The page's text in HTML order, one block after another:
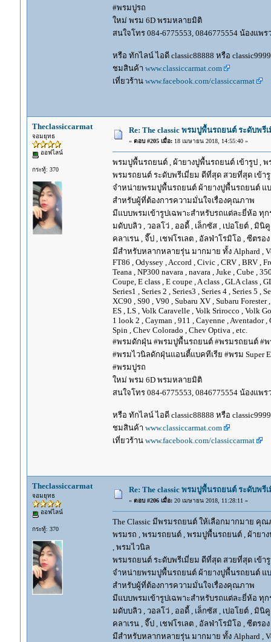
#พรมปูรถ
ใหม่ พรม 6D พรมหลายมิติ
สนใจโทร 084-6775553, 0846775554 น้องแพ
หรือ ทักไลน์ ไอดี classic88888 หรือ
ชมสินค้า www.classiccarmat.com
เที่ยวร้าน www.facebook.com/classiccarmat
Theclassiccarmat
จอมยุทธ
ออฟไลน์
กระทู้: 370
Re: The classic พรมปูพื้นรถยนต์ ระดับพรี
« ตอบ #205 เมื่อ:18 เมษายน 2018, 14:55:40 »
พรมปูพื้นรถยนต์ , ผ้ายางปูพื้นรถยนต์ เข้ารูป , พ
พรมรถยนต์ ระดับพรีเมี่ยม ดีที่สุด สวยที่สุด เข้ารู
จำหน่ายพรมปูพื้นรถยนต์ ผ้ายางปูพื้นรถยนต์ แบบ
สำหรับผู้ที่ต้องการความมั่นใจเรื่องคุณภาพ
มีแบบพรมเข้ารูปเฉพาะสำหรับรถแต่ละยี่ห้อ ทุก
มดับบลิว , วอลโว่ , ออดี้ , เล็กซัส , เปอโยต์ , มินิ
คลาเรน , จี๊ป , เชฟโรเลต , อัลฟ่าโรมิโอ , ซีตร
มีสำหรับหลากหลายรุ่น มากมาย ทั้ง Alphard ,
FT86 , Odyssey , Accord , Civic , CRV , BRV ,
Teana , NP300 navara , navara , Juke , Cube ,
Coupe, E class , E coupe , A class , GLA class ,
Series1 , Series 2 , Series3 , Series 4 , Series 5 ,
XC90 , S90 , V90 , Subaru XV , Subaru
ES , LS , Volk Caravelle , Volk Srirocco , Volk
1 look 2 , Cayman , 911 , Cayenne , Aventador
Spin , Chev Colorado , Chev Optiva , etc.
#พรมดักฝุ่น #พรมปูพื้นรถยนต์ #พรมรถยนต์ #พ
#พรมไวนิลดักฝุ่นแอนตี้แบคทีเรีย #พรม Super
#พรมปูรถ
ใหม่ พรม 6D พรมหลายมิติ
สนใจโทร 084-6775553, 0846775554 น้องแพร
หรือ ทักไลน์ ไอดี classic88888 หรือ
ชมสินค้า www.classiccarmat.com
เที่ยวร้าน www.facebook.com/classiccarmat
Theclassiccarmat
จอมยุทธ
ออฟไลน์
กระทู้: 370
Re: The classic พรมปูพื้นรถยนต์ ระดับพรี
« ตอบ #206 เมื่อ:20 เมษายน 2018, 11:28:11 »
The Classic มีพรมรถยนต์ ให้เลือกมากมาย คุ
พรมรถ , พรมรถยนต์ , พรมปูพื้นรถยนต์ , ผ้ายา
, พรมไวนิล
พรมรถยนต์ ระดับพรีเมี่ยม ดีที่สุด สวยที่สุด เข้ารู
จำหน่ายพรมปูพื้นรถยนต์ ผ้ายางปูพื้นรถยนต์ แบบ
สำหรับผู้ที่ต้องการความมั่นใจเรื่องคุณภาพ
มีแบบพรมเข้ารูปเฉพาะสำหรับรถแต่ละยี่ห้อ ทุก
มดับบลิว , วอลโว่ , ออดี้ , เล็กซัส , เปอโยต์ , มินิ
คลาเรน , จี๊ป , เชฟโรเลต , อัลฟ่าโรมิโอ , ซีตร
มีสำหรับหลากหลายรุ่น มากมาย ทั้ง Alphard ,